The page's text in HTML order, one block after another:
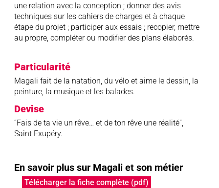
une relation avec la conception ; donner des avis
techniques sur les cahiers de charges et à chaque
étape du projet ; participer aux essais ; recopier, mettre
au propre, compléter ou modifier des plans élaborés.
Particularité
Magali fait de la natation, du vélo et aime le dessin, la
peinture, la musique et les balades.
Devise
“Fais de ta vie un rêve… et de ton rêve une réalité”,
Saint Exupéry.
En savoir plus sur Magali et son métier
Télécharger la fiche complète (pdf)